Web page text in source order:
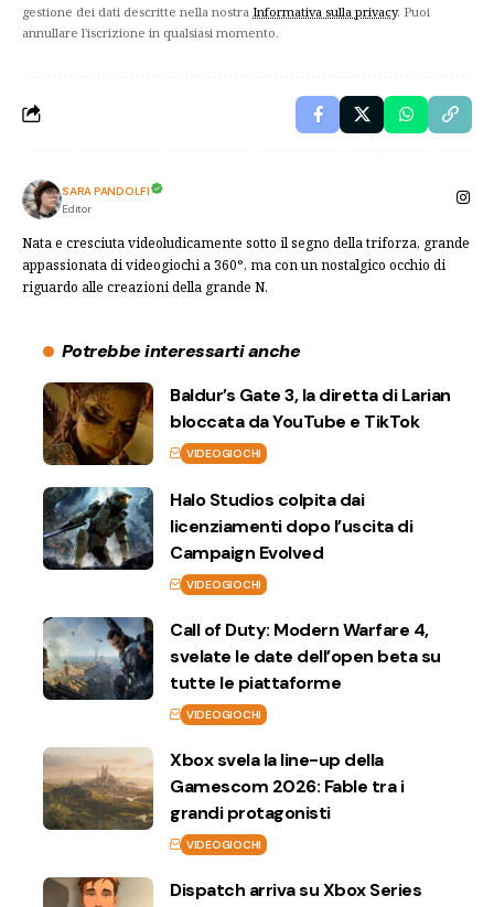
gestione dei dati descritte nella nostra Informativa sulla privacy. Puoi
annullare l'iscrizione in qualsiasi momento.
SARA PANDOLFI
Editor
Nata e cresciuta videoludicamente sotto il segno della triforza, grande
appassionata di videogiochi a 360°, ma con un nostalgico occhio di
riguardo alle creazioni della grande N.
Potrebbe interessarti anche
Baldur’s Gate 3, la diretta di Larian
bloccata da YouTube e TikTok
VIDEOGIOCHI
Halo Studios colpita dai
licenziamenti dopo l’uscita di
Campaign Evolved
VIDEOGIOCHI
Call of Duty: Modern Warfare 4,
svelate le date dell’open beta su
tutte le piattaforme
VIDEOGIOCHI
Xbox svela la line-up della
Gamescom 2026: Fable tra i
grandi protagonisti
VIDEOGIOCHI
Dispatch arriva su Xbox Series